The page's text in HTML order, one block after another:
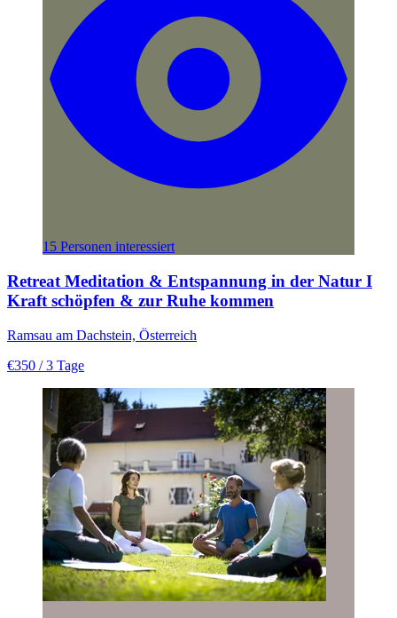
15 Personen interessiert
Retreat Meditation & Entspannung in der Natur I
Kraft schöpfen & zur Ruhe kommen
Ramsau am Dachstein, Österreich
€350 / 3 Tage